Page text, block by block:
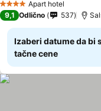
4 ZvezdiceApart hotel
9,1 Odlično 537
Izaberi datume da bi
tačne cene